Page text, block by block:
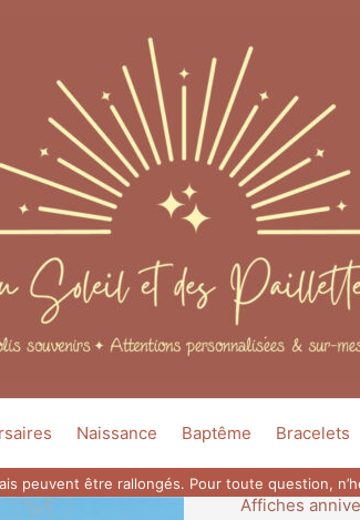
Naissance Baptême Bracelets
peuvent être rallongés. Pour toute question,
Affiches
quantité